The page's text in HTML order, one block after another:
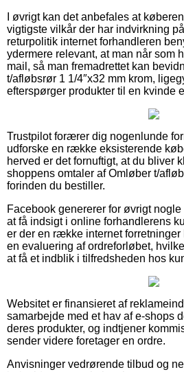
I øvrigt kan det anbefales at
vigtigste vilkår der har indvirkning
returpolitik internet forhandleren
ydermere relevant, at man når som
mail, så man fremadrettet kan
t/afløbsrør 1 1/4″x32 mm krom,
efterspørger produkter til en kvinde
Trustpilot forærer dig nogenlunde
udforske en række eksisterende
herved er det fornuftigt, at du bliver
shoppens omtaler af Omløber t/
forinden du bestiller.
Facebook genererer for øvrigt nogle
at få indsigt i online forhandlerens
er der en række internet
en evaluering af ordreforløbet,
at få et indblik i tilfredsheden hos
Websitet er finansieret af
samarbejde med et hav af e-shops
deres produkter, og indtjener
sender videre foretager en ordre.
Anvisninger vedrørende tilbud og